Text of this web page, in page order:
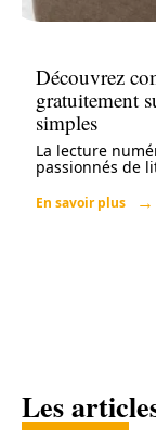
Découvrez
gratuitement
simples
La lecture
passionnés de
En savoir plus
Les